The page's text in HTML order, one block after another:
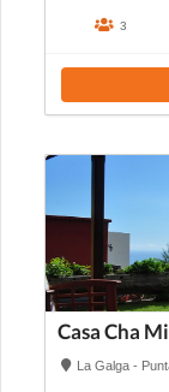
3
Casa Cha
La Galga -